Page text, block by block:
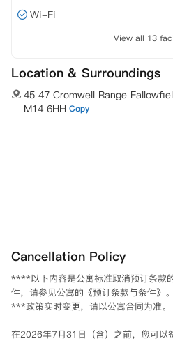
Wi-Fi
View all 13
Location & Surroundings
45 47 Cromwell Range
M14 6HH Copy
Cancellation Policy
****以下内容是公寓标准取消预订条款
件，请参见公寓的《预订条款与条件》。
***政策实时变更，请以公寓合同为准。
在2026年7月31日（含）之前，您可以